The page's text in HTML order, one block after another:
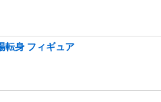
転身 フィギュア